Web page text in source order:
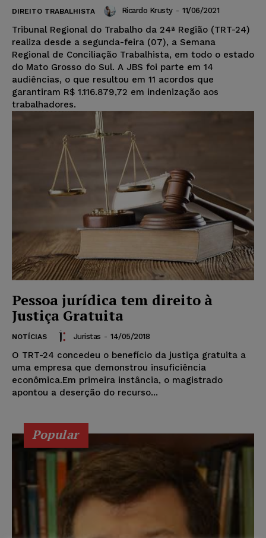
DIREITO TRABALHISTA Ricardo Krusty - 11/06/2021
Tribunal Regional do Trabalho da 24ª Região (TRT-24)
realiza desde a segunda-feira (07), a Semana
Regional de Conciliação Trabalhista, em todo o estado
do Mato Grosso do Sul. A JBS foi parte em 14
audiências, o que resultou em 11 acordos que
garantiram R$ 1.116.879,72 em indenização aos
trabalhadores.
Pessoa jurídica tem direito à
Justiça Gratuita
NOTÍCIAS Juristas - 14/05/2018
O TRT-24 concedeu o benefício da justiça gratuita a
uma empresa que demonstrou insuficiência
econômica.Em primeira instância, o magistrado
apontou a deserção do recurso...
Popular